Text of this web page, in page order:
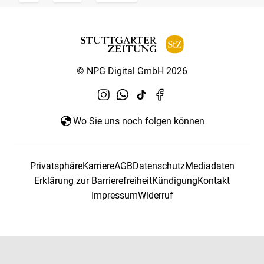
© NPG Digital GmbH 2026
Wo Sie uns noch folgen können
PrivatsphäreKarriereAGBDatenschutzMediadaten
Erklärung zur BarrierefreiheitKündigungKontakt
ImpressumWiderruf